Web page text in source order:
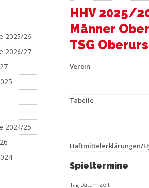
2025/26
2026/27
2024/25
HHV 2025/
Männer
TSG
Verein
Tabelle
Haftmittelerklärungen/
Spieltermine
Tag Datum Zeit